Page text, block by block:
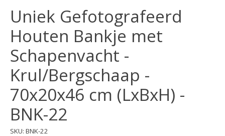
Uniek Gefotografeerd
Houten Bankje met
Schapenvacht -
Krul/Bergschaap -
70x20x46 cm (LxBxH) -
BNK-22
SKU: BNK-22